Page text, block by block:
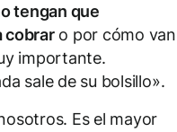
tengan que
cobraro por cómo van
importante.
sale de su bolsillo».
Es el mayor